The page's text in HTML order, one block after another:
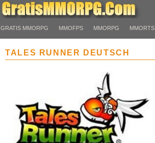
GRATIS MMORPG MMOFPS MMORPG MMORTS
TALES RUNNER DEUTSCH